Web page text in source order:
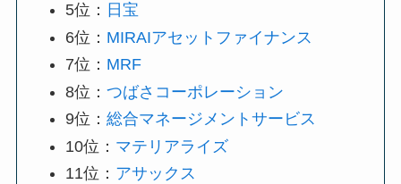
5位： 日宝
6位： MIRAIアセットファイナンス
7位： MRF
8位： つばさコーポレーション
9位： 総合マネージメントサービス
10位： マテリアライズ
11位： アサックス